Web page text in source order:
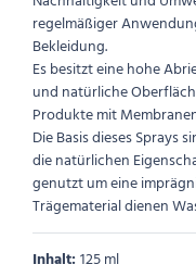
regelmäßiger
Bekleidung.
Es besitzt eine hohe
und natürliche
Produkte mit
Die Basis dieses Sprays
die natürlichen
genutzt um eine
Trägematerial dienen
Inhalt: 125 ml